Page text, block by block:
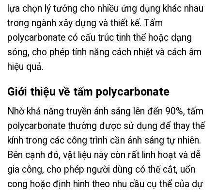
lựa chọn lý tưởng cho nhiều ứng dụng khác nhau
trong ngành xây dựng và thiết kế. Tấm
polycarbonate có cấu trúc tinh thể hoặc dạng
sóng, cho phép tính năng cách nhiệt và cách âm
hiệu quả.
Giới thiệu về tấm polycarbonate
Nhờ khả năng truyền ánh sáng lên đến 90%, tấm
polycarbonate thường được sử dụng để thay thế
kính trong các công trình cần ánh sáng tự nhiên.
Bên cạnh đó, vật liệu này còn rất linh hoạt và dễ
gia công, cho phép người dùng có thể cắt, uốn
cong hoặc định hình theo nhu cầu cụ thể của dự